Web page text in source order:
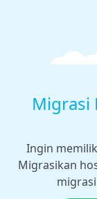
Migrasi
Ingin
Migrasikan